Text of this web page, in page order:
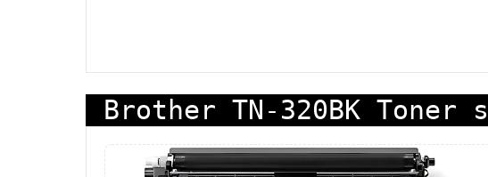
Brother TN-320BK Toner